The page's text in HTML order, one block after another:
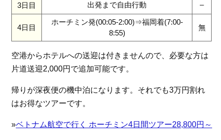
3日目 出発まで自由行動 –
4日目
ホーチミン発(00:05-2:00)⇒福岡着(7:00-
8:55)
無
空港からホテルへの送迎は付きませんので、必要な方は
片道送迎2,000円で追加可能です。
帰りが深夜便の機中泊になります。それでも3万円割れ
はお得なツアーです。
»ベトナム航空で行く ホーチミン4日間ツアー28,800円～